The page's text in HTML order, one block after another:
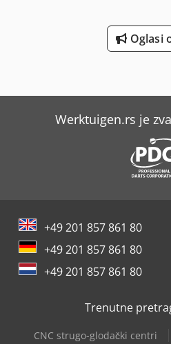
Oglasi
Werktuigen.rs je
+49 201 857 861 80
+49 201 857 861 80
+49 201 857 861 80
Trenutne
CNC strugo-glodački centri